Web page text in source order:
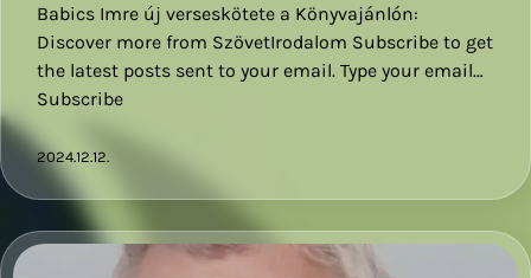
Babics Imre új verseskötete a Könyvajánlón:
Discover more from SzövetIrodalom Subscribe to get
the latest posts sent to your email. Type your email…
Subscribe
2024.12.12.